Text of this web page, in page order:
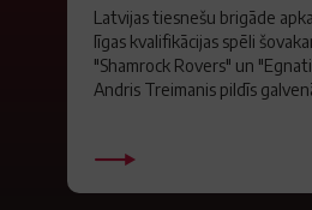
Latvijas tiesnešu brigāde
līgas kvalifikācijas spēli
"Shamrock Rovers" un
Andris Treimanis pildīs